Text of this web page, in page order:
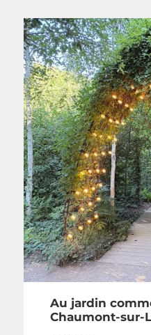
Au jardin
Chaumont-sur-